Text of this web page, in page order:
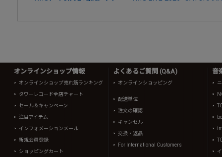
オンラインショップ情報
オンラインショップ売れ筋ランキング
タワーレコード全店チャート
セール＆キャンペーン
注目アイテム
インフォメーションメール
新規会員登録
ショッピングカート
よくあるご質問 (Q&A)
オンラインショッピング
配送単位
注文の確認
キャンセル
交換・返品
For International Customers
音